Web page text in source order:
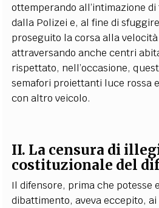
ottemperando all’intimazione
dalla Polizei e, al fine di
proseguito la corsa alla
attraversando anche centri
rispettato, nell’occasione,
semafori proiettanti luce rossa
con altro veicolo.
II. La censura di
costituzionale del
Il difensore, prima che potesse
dibattimento, aveva eccepito, ai